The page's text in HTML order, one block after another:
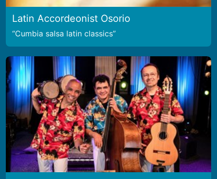
Latin Accordeonist Osorio
Cumbia salsa latin classics